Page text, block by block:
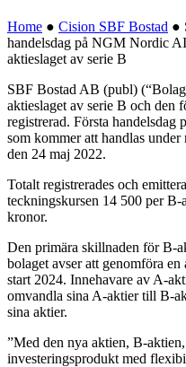
Home ● Cision SBF Bostad ●
handelsdag på NGM Nordic
aktieslaget av serie B
SBF Bostad AB (publ)
aktieslaget av serie B och den
registrerad. Första
som kommer att handlas
den 24 maj 2022.
Totalt registrerades och
teckningskursen 14 500 per
kronor.
Den primära skillnaden för B-
bolaget avser att genomföra
start 2024. Innehavare av A-
omvandla sina A-aktier till B-
sina aktier.
”Med den nya aktien, B-
investeringsprodukt med